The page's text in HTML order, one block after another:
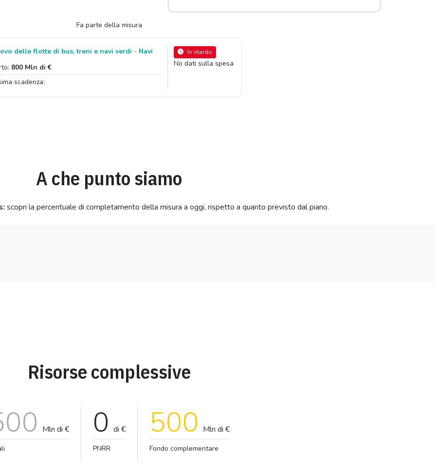
Fa parte della misura
delle flotte di bus, treni e navi verdi - Navi
800 Mln di €
scadenza:
In ritardo
No dati sulla spesa
A che punto siamo
scopri la percentuale di completamento della misura a oggi, rispetto a quanto previsto dal piano.
Risorse complessive
Mln di € 0 di €
PNRR
500 Mln di €
Fondo complementare